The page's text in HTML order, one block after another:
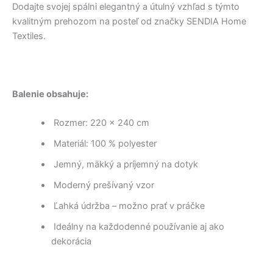
Dodajte svojej spálni elegantný a útulný vzhľad s týmto
kvalitným prehozom na posteľ od značky SENDIA Home
Textiles.
Balenie obsahuje:
Rozmer: 220 x 240 cm
Materiál: 100 % polyester
Jemný, mäkký a príjemný na dotyk
Moderný prešívaný vzor
Ľahká údržba – možno prať v práčke
Ideálny na každodenné používanie aj ako
dekorácia